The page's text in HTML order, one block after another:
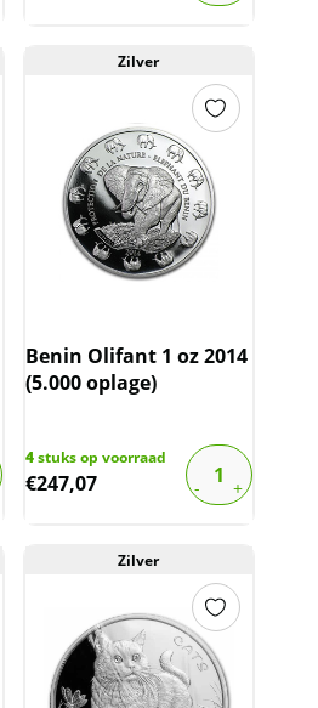
Zilver
Benin Olifant 1 oz 2014
(5.000 oplage)
4stuks op voorraad
€247,07
Zilver